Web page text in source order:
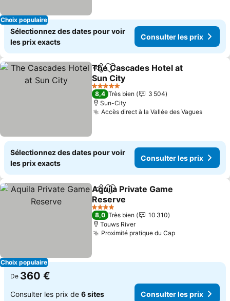
Choix populaire
Sélectionnez des dates pour voir
les prix exacts
Consulter les prix
PartagerAjouter à mes favoris
The Cascades Hotel at
Sun City
5 Étoiles
8,4 Très bien
3 504
Sun-City
Accès direct à la Vallée des Vagues
Sélectionnez des dates pour voir
les prix exacts
Consulter les prix
Choix populaire
PartagerAjouter à mes favoris
Aquila Private Game
Reserve
4 Étoiles
8,0 Très bien
10 310
Touws River
Proximité pratique du Cap
De 360 €
Consulter les prix de 6 sites Consulter les prix